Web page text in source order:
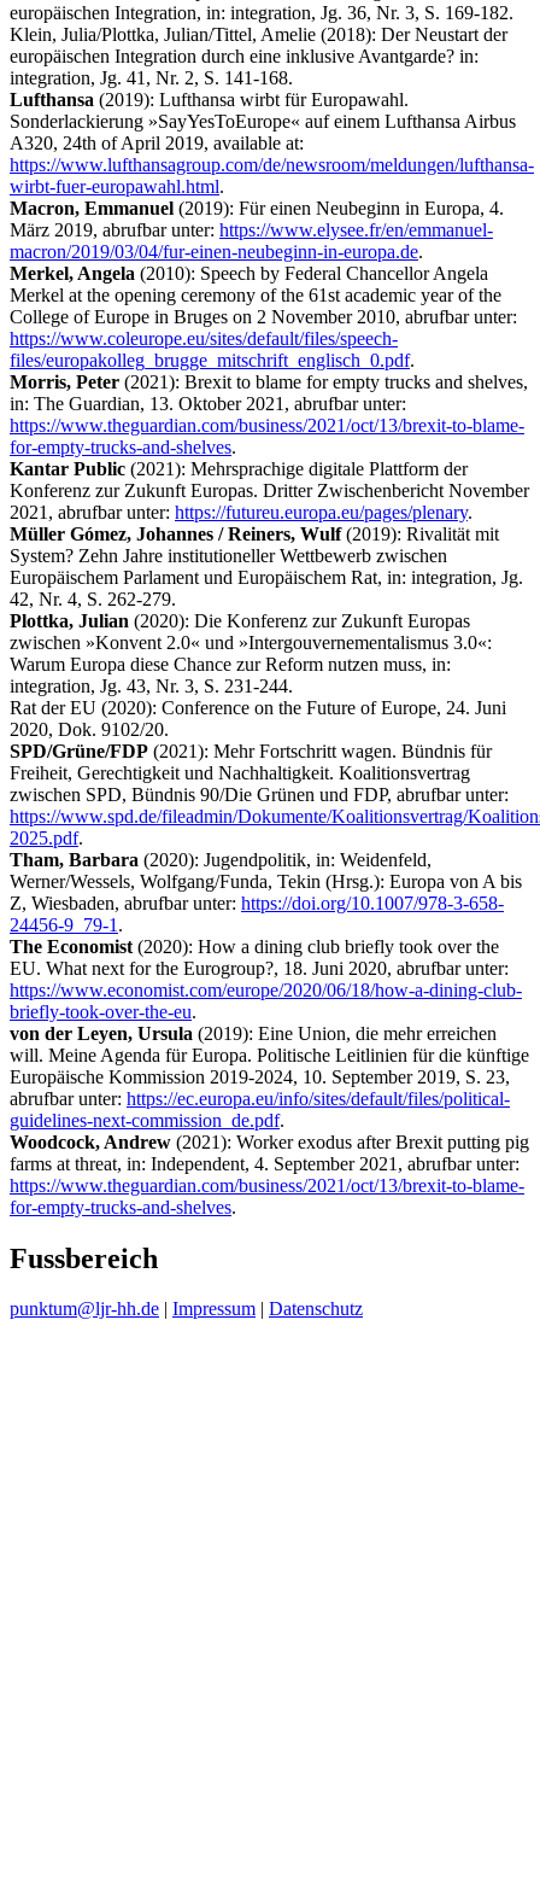
europäischen Integration, in: integration, Jg. 36, Nr. 3, S. 169-182.
Klein, Julia/Plottka, Julian/Tittel, Amelie (2018): Der Neustart der
europäischen Integration durch eine inklusive Avantgarde? in:
integration, Jg. 41, Nr. 2, S. 141-168.
Lufthansa (2019): Lufthansa wirbt für Europawahl.
Sonderlackierung »SayYesToEurope« auf einem Lufthansa Airbus
A320, 24th of April 2019, available at:
https://www.lufthansagroup.com/de/newsroom/meldungen/lufthansa-
wirbt-fuer-europawahl.html.
Macron, Emmanuel (2019): Für einen Neubeginn in Europa, 4.
März 2019, abrufbar unter: https://www.elysee.fr/en/emmanuel-
macron/2019/03/04/fur-einen-neubeginn-in-europa.de.
Merkel, Angela (2010): Speech by Federal Chancellor Angela
Merkel at the opening ceremony of the 61st academic year of the
College of Europe in Bruges on 2 November 2010, abrufbar unter:
https://www.coleurope.eu/sites/default/files/speech-
files/europakolleg_brugge_mitschrift_englisch_0.pdf.
Morris, Peter (2021): Brexit to blame for empty trucks and shelves,
in: The Guardian, 13. Oktober 2021, abrufbar unter:
https://www.theguardian.com/business/2021/oct/13/brexit-to-blame-
for-empty-trucks-and-shelves.
Kantar Public (2021): Mehrsprachige digitale Plattform der
Konferenz zur Zukunft Europas. Dritter Zwischenbericht November
2021, abrufbar unter: https://futureu.europa.eu/pages/plenary.
Müller Gómez, Johannes / Reiners, Wulf(2019): Rivalität mit
System? Zehn Jahre institutioneller Wettbewerb zwischen
Europäischem Parlament und Europäischem Rat, in: integration, Jg.
42, Nr. 4, S. 262-279.
Plottka, Julian (2020): Die Konferenz zur Zukunft Europas
zwischen »Konvent 2.0« und »Intergouvernementalismus 3.0«:
Warum Europa diese Chance zur Reform nutzen muss, in:
integration, Jg. 43, Nr. 3, S. 231-244.
Rat der EU (2020): Conference on the Future of Europe, 24. Juni
2020, Dok. 9102/20.
SPD/Grüne/FDP (2021): Mehr Fortschritt wagen. Bündnis für
Freiheit, Gerechtigkeit und Nachhaltigkeit. Koalitionsvertrag
zwischen SPD, Bündnis 90/Die Grünen und FDP, abrufbar unter:
https://www.spd.de/fileadmin/Dokumente/Koalitionsvertrag/
2025.pdf.
Tham, Barbara (2020): Jugendpolitik, in: Weidenfeld,
Werner/Wessels, Wolfgang/Funda, Tekin (Hrsg.): Europa von A bis
Z, Wiesbaden, abrufbar unter: https://doi.org/10.1007/978-3-658-
24456-9_79-1 .
The Economist (2020): How a dining club briefly took over the
EU. What next for the Eurogroup?, 18. Juni 2020, abrufbar unter:
https://www.economist.com/europe/2020/06/18/how-a-dining-club-
briefly-took-over-the-eu.
von der Leyen, Ursula (2019): Eine Union, die mehr erreichen
will. Meine Agenda für Europa. Politische Leitlinien für die künftige
Europäische Kommission 2019-2024, 10. September 2019, S. 23,
abrufbar unter: https://ec.europa.eu/info/sites/default/files/political-
guidelines-next-commission_de.pdf.
Woodcock, Andrew (2021): Worker exodus after Brexit putting pig
farms at threat, in: Independent, 4. September 2021, abrufbar unter:
https://www.theguardian.com/business/2021/oct/13/brexit-to-blame-
for-empty-trucks-and-shelves.
Fussbereich
punktum@ljr-hh.de | Impressum | Datenschutz